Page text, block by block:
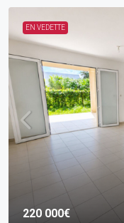
EN VEDETTE
220 000€